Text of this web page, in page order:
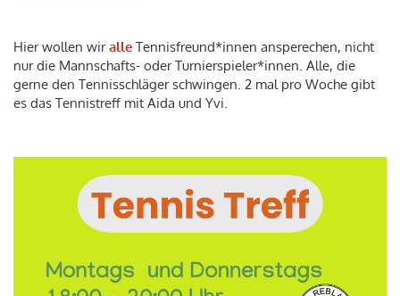
Hier wollen wiralle Tennisfreund*innen ansperechen, nicht
nur die Mannschafts- oder Turnierspieler*innen. Alle, die
gerne den Tennisschläger schwingen. 2 mal pro Woche gibt
es das Tennistreff mit Aida und Yvi.